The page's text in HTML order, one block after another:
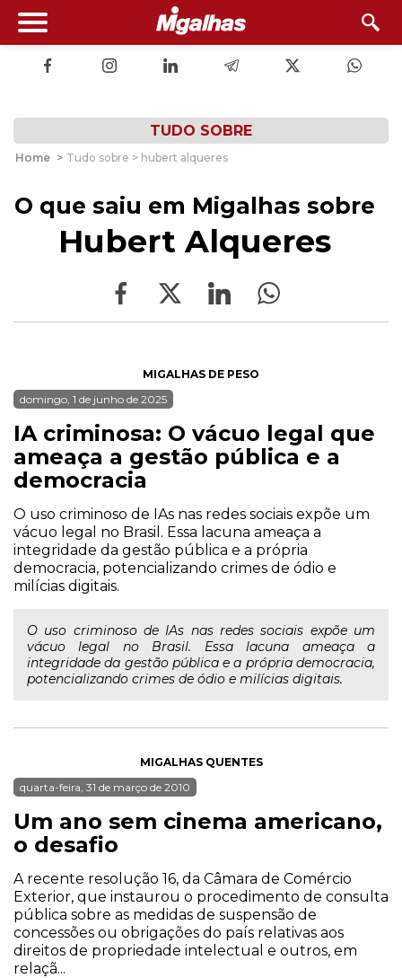
TUDO SOBRE
Home > Tudo sobre > hubert alqueres
O que saiu em Migalhas sobre
Hubert Alqueres
MIGALHAS DE PESO
domingo, 1 de junho de 2025
IA criminosa: O vácuo legal que
ameaça a gestão pública e a
democracia
O uso criminoso de IAs nas redes sociais expõe um
vácuo legal no Brasil. Essa lacuna ameaça a
integridade da gestão pública e a própria
democracia, potencializando crimes de ódio e
milícias digitais.
O uso criminoso de IAs nas redes sociais expõe um
vácuo legal no Brasil. Essa lacuna ameaça a
integridade da gestão pública e a própria democracia,
potencializando crimes de ódio e milícias digitais.
MIGALHAS QUENTES
quarta-feira, 31 de março de 2010
Um ano sem cinema americano,
o desafio
A recente resolução 16, da Câmara de Comércio
Exterior, que instaurou o procedimento de consulta
pública sobre as medidas de suspensão de
concessões ou obrigações do país relativas aos
direitos de propriedade intelectual e outros, em
relaçã...